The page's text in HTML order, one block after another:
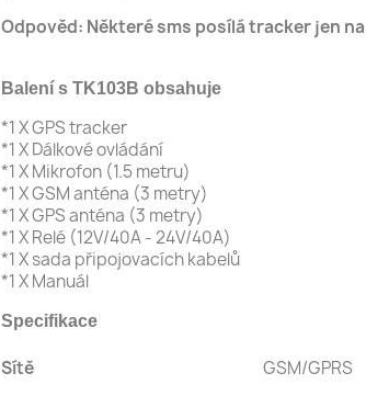
Odpověd: Některé sms posílá tracker jen
Balení s TK103B
*1 X GPS tracker
*1 X Dálkové ovládání
*1 X Mikrofon (1.5 metru)
*1 X GSM anténa (3 metry)
*1 X GPS anténa (3 metry)
*1 X Relé (12V/40A - 24V/40A)
*1 X sada připojovacích kabelů
*1 X Manuál
Specifikace
Sítě GSM/GPRS